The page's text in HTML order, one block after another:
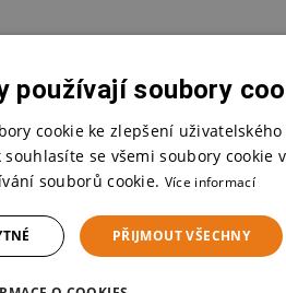
používají soubory
cookie ke zlepšení
se všemi soubory cookie
souborů cookie. Více informací
PŘIJMOUT VŠECHNY